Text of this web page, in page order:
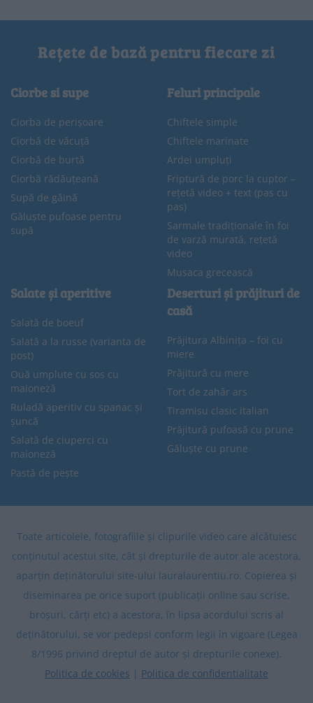
Rețete de bază pentru fiecare zi
Ciorbe si supe
Ciorba de perișoare
Ciorbă de văcuță
Ciorbă de burtă
Ciorbă rădăuțeană
Supă de găină
Găluște pufoase pentru
supă
Feluri principale
Chiftele simple
Chiftele marinate
Ardei umpluți
Friptură de porc la cuptor –
rețetă video + text (pas cu
pas)
Sarmale tradiționale în foi
de varză murată, rețetă
video
Musaca grecească
Salate și aperitive
Salată de boeuf
Salată a la russe (varianta de
post)
Ouă umplute cu sos cu
maioneză
Ruladă aperitiv cu spanac și
șuncă
Salată de ciuperci cu
maioneză
Pastă de pește
Deserturi și prăjituri de
casă
Prăjitura Albinița – foi cu
miere
Prăjitură cu mere
Tort de zahăr ars
Tiramisu clasic italian
Prăjitură pufoasă cu prune
Găluște cu prune
Toate articolele, fotografiile și clipurile video care alcătuiesc
conținutul acestui site, cât și drepturile de autor ale acestora,
aparțin deținătorului site-ului lauralaurentiu.ro. Copierea și
diseminarea pe orice suport (publicații online sau scrise,
broșuri, cărți etc) a acestora, în lipsa acordului scris al
deținătorului, se vor pedepsi conform legii în vigoare (Legea
8/1996 privind dreptul de autor și drepturile conexe).
Politica de cookies | Politica de confidentialitate